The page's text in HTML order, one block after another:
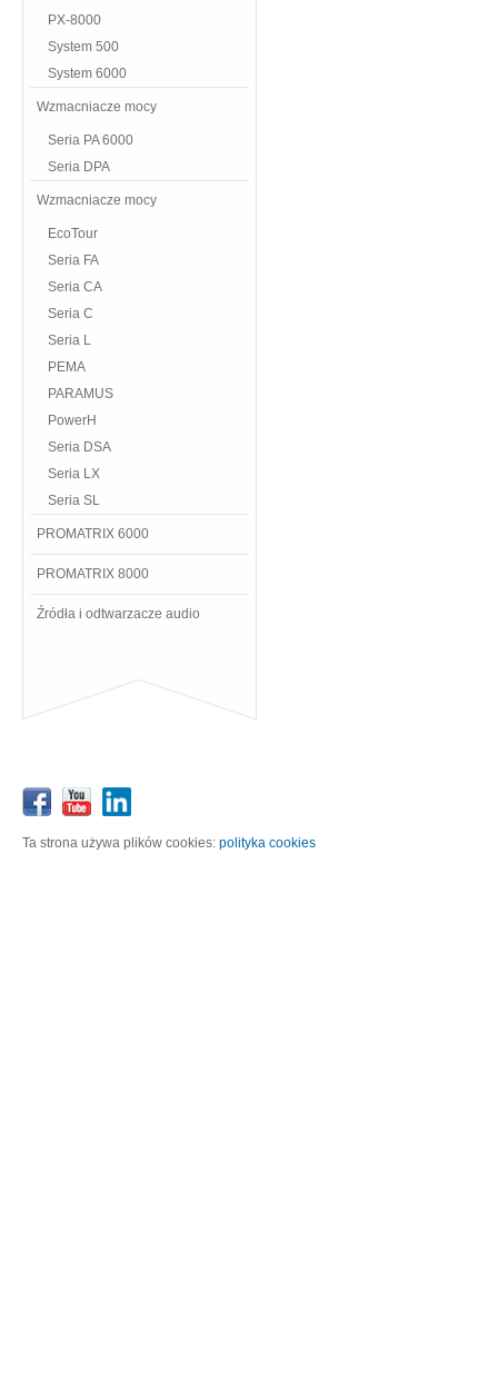
PX-8000
System 500
System 6000
Wzmacniacze mocy
Seria PA 6000
Seria DPA
Wzmacniacze mocy
EcoTour
Seria FA
Seria CA
Seria C
Seria L
PEMA
PARAMUS
PowerH
Seria DSA
Seria LX
Seria SL
PROMATRIX 6000
PROMATRIX 8000
Źródła i odtwarzacze audio
Ta strona używa plików cookies: polityka cookies